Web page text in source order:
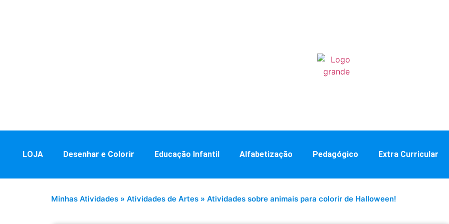
LOJA Desenhar e Colorir Educação Infantil Alfabetização Pedagógico Extra Curricular
Minhas Atividades » Atividades de Artes » Atividades sobre animais para colorir de Halloween!